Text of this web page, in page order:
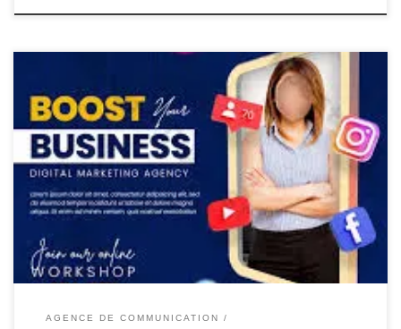
Agence Media Marketing : Maximisez l’Impact de Votre
Communication Agence Media Marketing : Maximisez l’Impact de
Votre Communication De nos jours, la concurrence sur le marché
est féroce et il est essentiel pour les entreprises de se démarquer
pour attirer l’attention de leur public cible. C’est là qu’intervient
une agence […]
AGENCE DE COMMUNICATION